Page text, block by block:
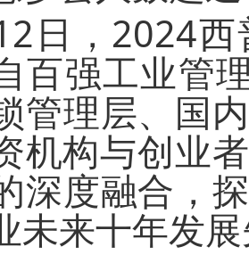
日，2024
百强工业管
管理层、国
机构与创业
深度融合，
未来十年发